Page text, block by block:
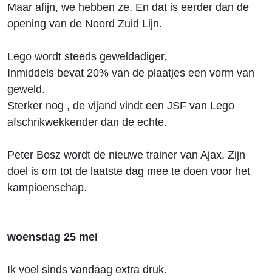
Maar afijn, we hebben ze. En dat is eerder dan de
opening van de Noord Zuid Lijn.
Lego wordt steeds geweldadiger.
Inmiddels bevat 20% van de plaatjes een vorm van
geweld.
Sterker nog , de vijand vindt een JSF van Lego
afschrikwekkender dan de echte.
Peter Bosz wordt de nieuwe trainer van Ajax. Zijn
doel is om tot de laatste dag mee te doen voor het
kampioenschap.
woensdag 25 mei
Ik voel sinds vandaag extra druk.